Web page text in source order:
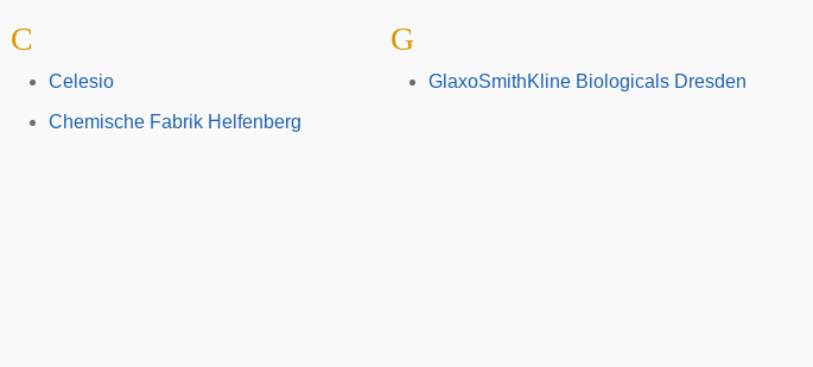
C
Celesio
Chemische Fabrik Helfenberg
G
GlaxoSmithKline Biologicals Dresden